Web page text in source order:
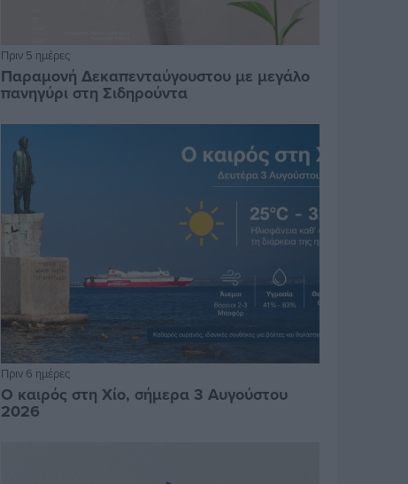
Πριν 5 ημέρες
Παραμονή Δεκαπενταύγουστου με μεγάλο
πανηγύρι στη Σιδηρούντα
Πριν 6 ημέρες
Ο καιρός στη Χίο, σήμερα 3 Αυγούστου
2026